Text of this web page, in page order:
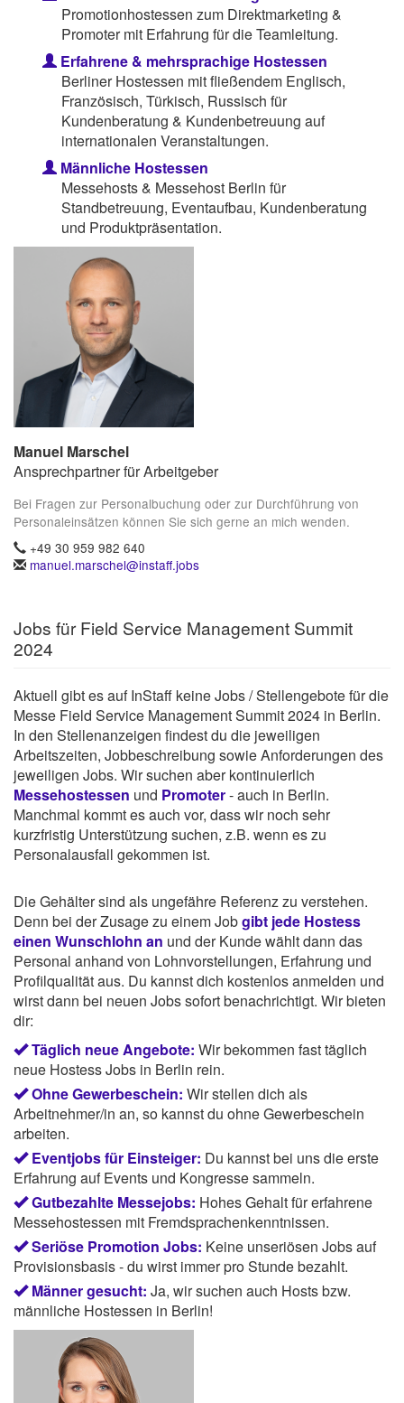
Promotionhostessen zum Direktmarketing &
Promoter mit Erfahrung für die Teamleitung.
Erfahrene & mehrsprachige Hostessen
Berliner Hostessen mit fließendem Englisch,
Französisch, Türkisch, Russisch für
Kundenberatung & Kundenbetreuung auf
internationalen Veranstaltungen.
Männliche Hostessen
Messehosts & Messehost Berlin für
Standbetreuung, Eventaufbau, Kundenberatung
und Produktpräsentation.
Manuel Marschel
Ansprechpartner für Arbeitgeber
Bei Fragen zur Personalbuchung oder zur Durchführung von
Personaleinsätzen können Sie sich gerne an mich wenden.
+49 30 959 982 640
manuel.marschel@instaff.jobs
Jobs für Field Service Management Summit
2024
Aktuell gibt es auf InStaff keine Jobs / Stellengebote für die
Messe Field Service Management Summit 2024 in Berlin.
In den Stellenanzeigen findest du die jeweiligen
Arbeitszeiten, Jobbeschreibung sowie Anforderungen des
jeweiligen Jobs. Wir suchen aber kontinuierlich
Messehostessen und Promoter- auch in Berlin.
Manchmal kommt es auch vor, dass wir noch sehr
kurzfristig Unterstützung suchen, z.B. wenn es zu
Personalausfall gekommen ist.
Die Gehälter sind als ungefähre Referenz zu verstehen.
Denn bei der Zusage zu einem Jobgibt jede Hostess
einen Wunschlohn an und der Kunde wählt dann das
Personal anhand von Lohnvorstellungen, Erfahrung und
Profilqualität aus. Du kannst dich kostenlos anmelden und
wirst dann bei neuen Jobs sofort benachrichtigt. Wir bieten
dir:
Täglich neue Angebote: Wir bekommen fast täglich
neue Hostess Jobs in Berlin rein.
Ohne Gewerbeschein: Wir stellen dich als
Arbeitnehmer/in an, so kannst du ohne Gewerbeschein
arbeiten.
Eventjobs für Einsteiger: Du kannst bei uns die erste
Erfahrung auf Events und Kongresse sammeln.
Gutbezahlte Messejobs: Hohes Gehalt für erfahrene
Messehostessen mit Fremdsprachenkenntnissen.
Seriöse Promotion Jobs: Keine unseriösen Jobs auf
Provisionsbasis - du wirst immer pro Stunde bezahlt.
Männer gesucht: Ja, wir suchen auch Hosts bzw.
männliche Hostessen in Berlin!